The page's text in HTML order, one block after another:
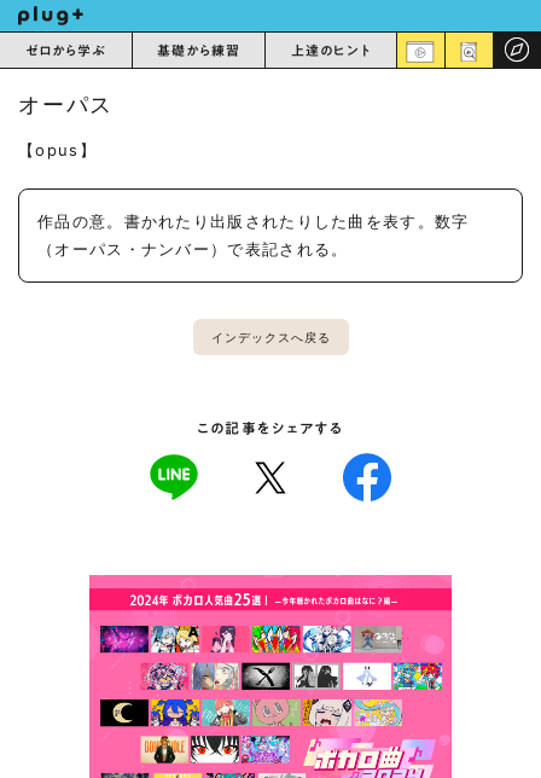
ゼロから学ぶ 基礎から練習 上達のヒント
オーパス
【opus】
作品の意。書かれたり出版されたりした曲を表す。数字
（オーパス・ナンバー）で表記される。
インデックスへ戻る
この記事をシェアする